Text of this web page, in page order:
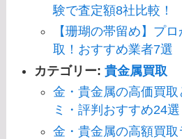
験で査定額8社比較！
【珊瑚の帯留め】プ
取！おすすめ業者7選
カテゴリー:貴金属買取
金・貴金属の高価買取
ミ・評判おすすめ24選
金・貴金属の高額買